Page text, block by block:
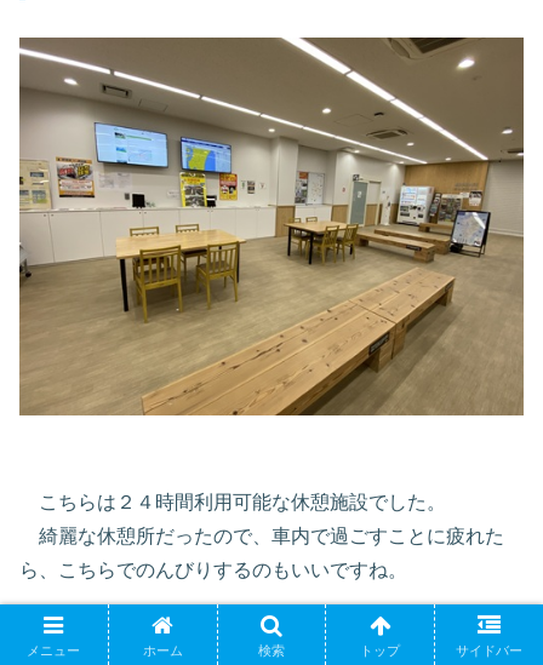
こちらは２４時間利用可能な休憩施設でした。
綺麗な休憩所だったので、車内で過ごすことに疲れた
ら、こちらでのんびりするのもいいですね。
メニュー ホーム 検索 トップ サイドバー